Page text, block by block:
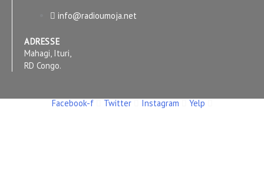
info@radioumoja.net
ADRESSE
Mahagi, Ituri,
RD Congo.
Facebook-f Twitter Instagram Yelp